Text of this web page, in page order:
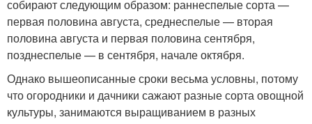
собирают следующим образом: раннеспелые сорта —
первая половина августа, среднеспелые — вторая
половина августа и первая половина сентября,
позднеспелые — в сентября, начале октября.
Однако вышеописанные сроки весьма условны, потому
что огородники и дачники сажают разные сорта овощной
культуры, занимаются выращиванием в разных